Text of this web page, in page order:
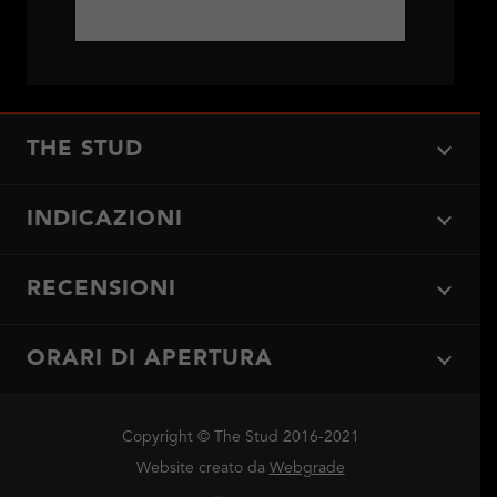
THE STUD
INDICAZIONI
RECENSIONI
ORARI DI APERTURA
Copyright © The Stud 2016-2021
Website creato da Webgrade